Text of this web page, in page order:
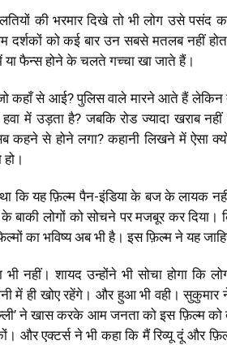
की भरमार दिखे तो भी लोग उसे पसंद
को कई बार उन सबसे मतलब नहीं
या फैन्स होने के चलते गच्चा खा जाते हैं।
जो कहाँ से आई? पुलिस वाले मारने आते हैं
में उड़ता है? जबकि रोड ज्यादा खराब
कहने से होने लगा? कहानी लिखने में ऐसा
कि यह फ़िल्म पैन-इंडिया के बज के लायक
के बाकी लोगों को सोचने पर मजबूर कर
का भविष्य अब भी है। इस फ़िल्म ने यह
नहीं। शायद उन्होंने भी सोचा होगा कि
में ही खोए रहेंगे। और हुआ भी वही।
ने खास करके आम जनता को इस फ़िल्म
और एक्टर्स ने भी कहा कि मैं रिव्यू दूं और